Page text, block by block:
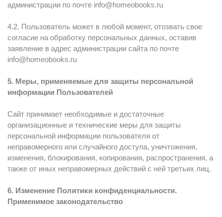
администрации по почте info@homeobooks.ru
4.2. Пользователь может в любой момент, отозвать свое
согласие на обработку персональных данных, оставив
заявление в адрес администрации сайта по почте
info@homeobooks.ru
5. Меры, применяемые для защиты персональной
информации Пользователей
Сайт принимает необходимые и достаточные
организационные и технические меры для защиты
персональной информации пользователя от
неправомерного или случайного доступа, уничтожения,
изменения, блокирования, копирования, распространения, а
также от иных неправомерных действий с ней третьих лиц.
6. Изменение Политики конфиденциальности.
Применимое законодательство